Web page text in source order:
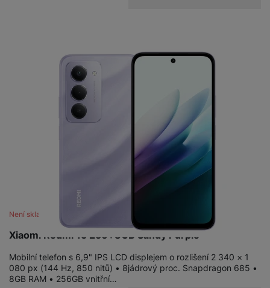
Xiaomi Redmi 15 256+8GB Sandy Purple
Není skladem
Mobilní telefon s 6,9" IPS LCD displejem o rozlišení 2 340 × 1
080 px (144 Hz, 850 nitů) • 8jádrový proc. Snapdragon 685 •
8GB RAM • 256GB vnitřní…